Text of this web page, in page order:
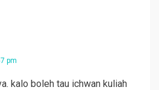
pm
kalo boleh tau ichwan kuliah